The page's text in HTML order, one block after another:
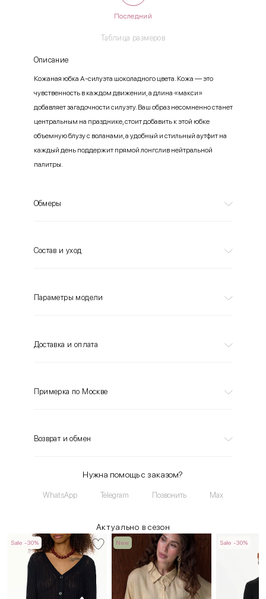
Таблица размеров
Последний
Описание
Кожаная юбка А-силуэта шоколадного цвета. Кожа — это
чувственность в каждом движении, а длина «макси»
добавляет загадочности силуэту. Ваш образ несомненно станет
центральным на празднике, стоит добавить к этой юбке
объемную блузу с воланами, а удобный и стильный аутфит на
каждый день поддержит прямой лонгслив нейтральной
палитры.
Обмеры
Состав и уход
Параметры модели
Доставка и оплата
Примерка по Москве
Возврат и обмен
Нужна помощь с заказом?
WhatsApp Telegram Позвонить Max
Актуально в сезон
Sale -30% New Sale -30%